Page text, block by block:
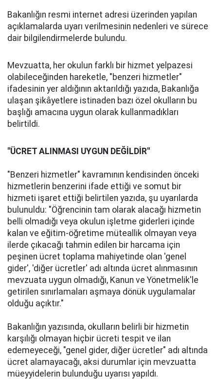
Bakanlığın resmi internet adresi üzerinden yapılan
açıklamalarda uyarı verilmesinin nedenleri ve sürece
dair bilgilendirmelerde bulundu.
Mevzuatta, her okulun farklı bir hizmet yelpazesi
olabileceğinden hareketle, "benzeri hizmetler"
ifadesinin yer aldığının aktarıldığı yazıda, Bakanlığa
ulaşan şikâyetlere istinaden bazı özel okulların bu
başlığı amacına uygun olarak kullanmadıkları
belirtildi.
"ÜCRET ALINMASI UYGUN DEĞİLDİR"
"Benzeri hizmetler" kavramının kendisinden önceki
hizmetlerin benzerini ifade ettiği ve somut bir
hizmeti işaret ettiği belirtilen yazıda, şu uyarılarda
bulunuldu: "Öğrencinin tam olarak alacağı hizmetin
belli olmadığı veya okulun işletme giderleri içinde
kalan ve eğitim-öğretime müteallik olmayan veya
ilerde çıkacağı tahmin edilen bir harcama için
peşinen ücret toplama mahiyetinde olan 'genel
gider', 'diğer ücretler' adı altında ücret alınmasının
mevzuata uygun olmadığı, Kanun ve Yönetmelik'le
getirilen sınırlamaları aşmaya dönük uygulamalar
olduğu açıktır."
Bakanlığın yazısında, okulların belirli bir hizmetin
karşılığı olmayan hiçbir ücreti tespit ve ilan
edemeyeceği, "genel gider, diğer ücretler" adı altında
ücret alamayacağı, aksi durumlar için mevzuatta
müeyyidelerin bulunduğu uyarısı yapıldı.